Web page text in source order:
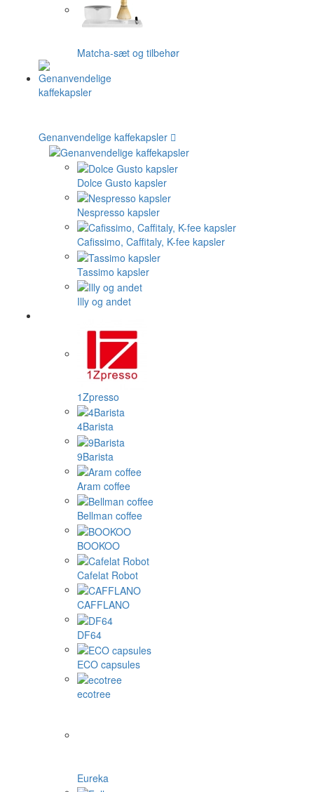
Matcha-sæt og tilbehør
Genanvendelige kaffekapsler
Dolce Gusto kapsler
Nespresso kapsler
Cafissimo, Caffitaly, K-fee kapsler
Tassimo kapsler
Illy og andet
1Zpresso
4Barista
9Barista
Aram coffee
Bellman coffee
BOOKOO
Cafelat Robot
CAFFLANO
DF64
ECO capsules
ecotree
Eureka